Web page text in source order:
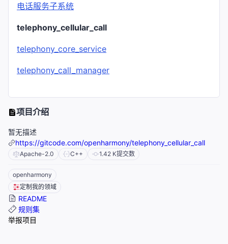
电话服务子系统
telephony_cellular_call
telephony_core_service
telephony_call_manager
项目介绍
暂无描述
https://gitcode.com/openharmony/telephony_cellular_call
Apache-2.0 C++ 1.42 K提交数
openharmony
定制我的领域
README
规则集
举报项目